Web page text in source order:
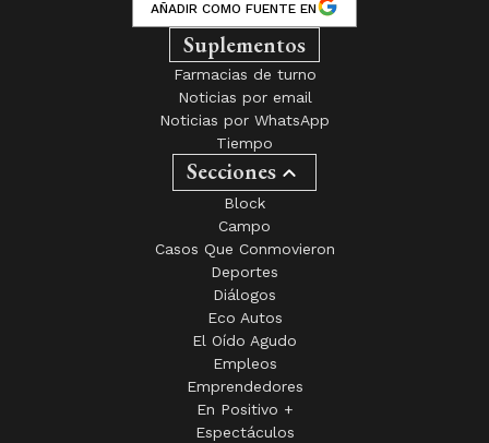
AÑADIR COMO FUENTE EN
Suplementos
Farmacias de turno
Noticias por email
Noticias por WhatsApp
Tiempo
Secciones
Block
Campo
Casos Que Conmovieron
Deportes
Diálogos
Eco Autos
El Oído Agudo
Empleos
Emprendedores
En Positivo +
Espectáculos